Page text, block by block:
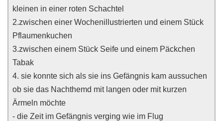
kleinen in einer roten Schachtel
2.zwischen einer Wochenillustrierten und einem Stück
Pflaumenkuchen
3.zwischen einem Stück Seife und einem Päckchen
Tabak
4. sie konnte sich als sie ins Gefängnis kam aussuchen
ob sie das Nachthemd mit langen oder mit kurzen
Ärmeln möchte
- die Zeit im Gefängnis verging wie im Flug